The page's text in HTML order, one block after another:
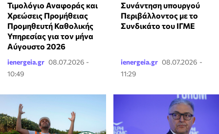
Τιμολόγιο Αναφοράς και
Χρεώσεις Προμήθειας
Προμηθευτή Καθολικής
Υπηρεσίας για τον μήνα
Αύγουστο 2026
ienergeia.gr 08.07.2026 -
10:49
Συνάντηση υπουργού
Περιβάλλοντος με το
Συνδικάτο του ΙΓΜΕ
ienergeia.gr 08.07.2026 -
11:29